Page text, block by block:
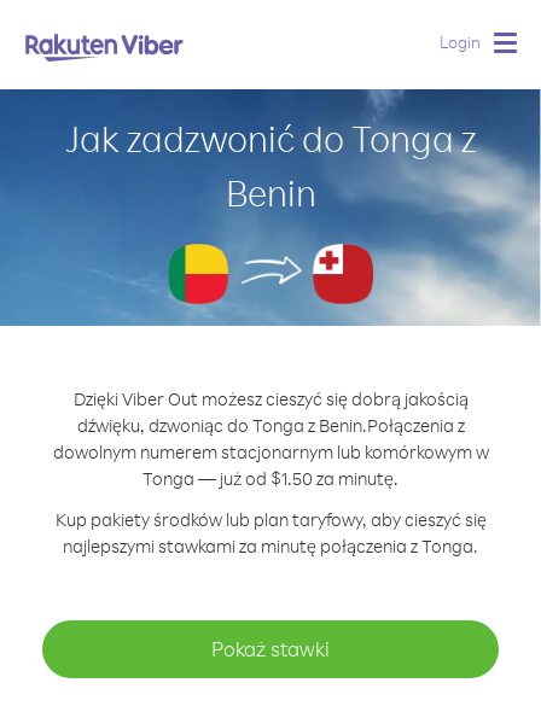
Login
Jak zadzwonić do Tonga z
Benin
Dzięki Viber Out możesz cieszyć się dobrą jakością
dźwięku, dzwoniąc do Tonga z Benin.Połączenia z
dowolnym numerem stacjonarnym lub komórkowym w
Tonga — już od $1.50 za minutę.
Kup pakiety środków lub plan taryfowy, aby cieszyć się
najlepszymi stawkami za minutę połączenia z Tonga.
Pokaż stawki